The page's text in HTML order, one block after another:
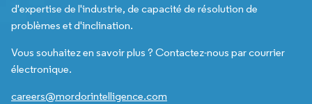
d'expertise de l'industrie, de capacité de résolution de
problèmes et d'inclination.
Vous souhaitez en savoir plus ? Contactez-nous par courrier
électronique.
careers@mordorintelligence.com